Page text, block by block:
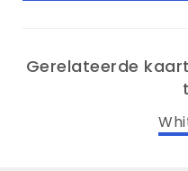
Gerelateerde